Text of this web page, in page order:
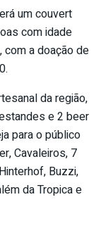
um couvert
com idade
com a doação de
da região,
e 2 beer
para o público
Cavaleiros, 7
Buzzi,
da Tropica e